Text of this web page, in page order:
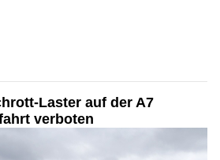
Laster auf der A7
verboten